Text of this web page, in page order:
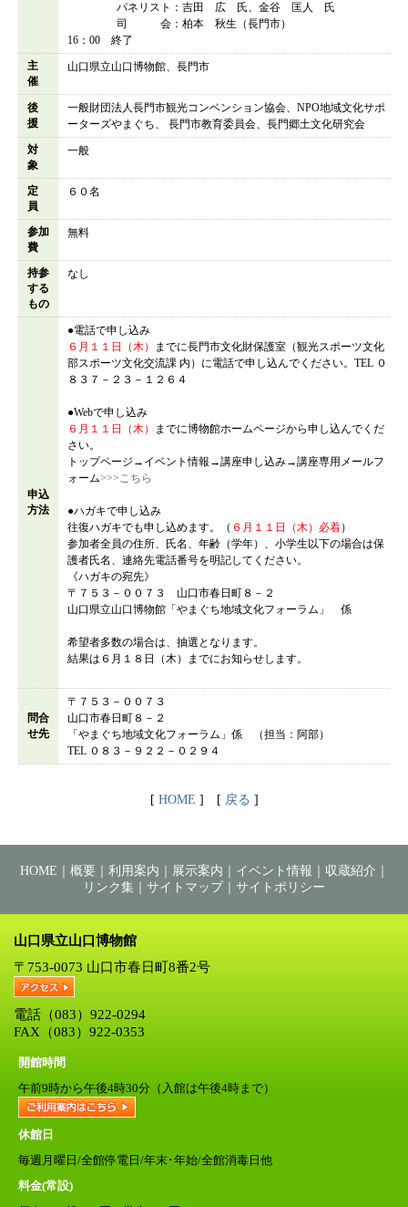
パネリスト：吉田 広 氏、金谷 匡人 氏
司 会：柏本 秋生（長門市）
16：00 終了
主
催
山口県立山口博物館、長門市
後
援
一般財団法人長門市観光コンベンション協会、NPO地域文化サポ
ーターズやまぐち、 長門市教育委員会、長門郷土文化研究会
対
象
一般
定
員
６０名
参加
費
無料
持参
する
もの
なし
申込
方法
●電話で申し込み
６月１１日（木）
までに長門市文化財保護室（観光スポーツ文化
部スポーツ文化交流課 内）に電話で申し込んでください。TEL ０
８３７－２３－１２６４
●Webで申し込み
６月１１日（木）
までに博物館ホームページから申し込んでくだ
さい。
トップページ→イベント情報→講座申し込み→講座専用メールフ
ォーム>>>こちら
●ハガキで申し込み
往復ハガキでも申し込めます。（ ６月１１日（木）必着）
参加者全員の住所、氏名、年齢（学年）、小学生以下の場合は保
護者氏名、連絡先電話番号を明記してください。
《ハガキの宛先》
〒７５３－００７３ 山口市春日町８－２
山口県立山口博物館「やまぐち地域文化フォーラム」 係
希望者多数の場合は、抽選となります。
結果は６月１８日（木）までにお知らせします。
問合
せ先
〒７５３－００７３
山口市春日町８－２
「やまぐち地域文化フォーラム」係 （担当：阿部）
TEL ０８３－９２２－０２９４
[ HOME ] [ 戻る ]
HOME 概要｜ 利用案内 展示案内 イベント情報 収蔵紹介
リンク集
サイトマップ サイトポリシー
山口県立山口博物館
〒753-0073 山口市春日町8番2号
電話（083）922-0294
FAX（083）922-0353
開館時間
午前9時から午後4時30分（入館は午後4時まで）
休館日
毎週月曜日/全館停電日/年末･年始/全館消毒日他
料金(常設)